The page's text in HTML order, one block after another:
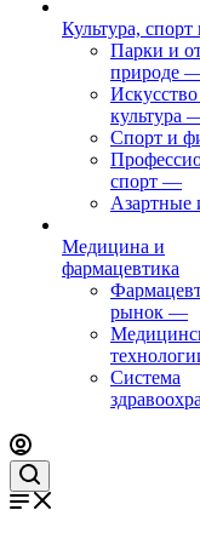
Культура,
Парки и
природе
культура
Спорт и
спорт —
Азартные
Медицина и
фармацевтика
рынок —
Система